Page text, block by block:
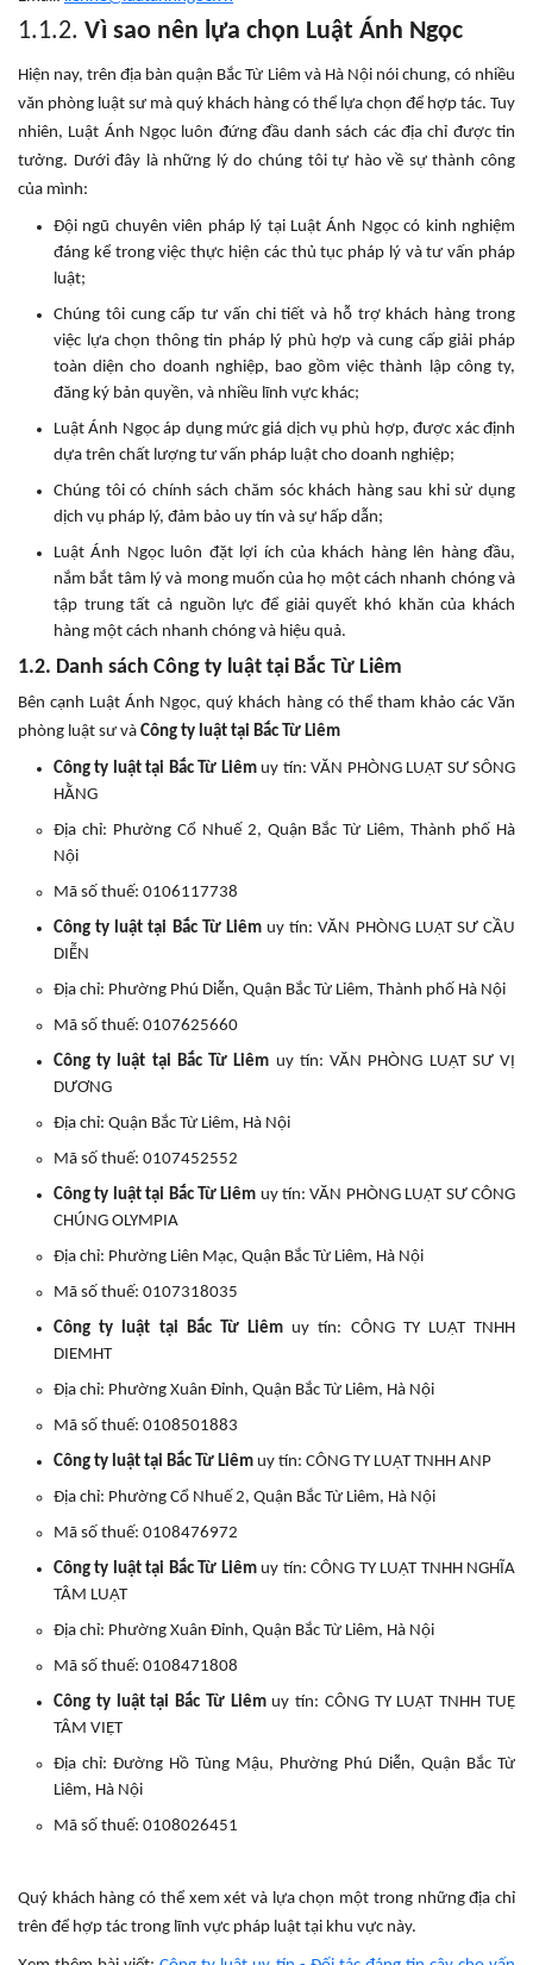
1.1.2. Vì sao nên lựa chọn Luật Ánh Ngọc
Hiện nay, trên địa bàn quận Bắc Từ Liêm và Hà Nội nói chung, có nhiều
văn phòng luật sư mà quý khách hàng có thể lựa chọn để hợp tác. Tuy
nhiên, Luật Ánh Ngọc luôn đứng đầu danh sách các địa chỉ được tin
tưởng. Dưới đây là những lý do chúng tôi tự hào về sự thành công
của mình:
Đội ngũ chuyên viên pháp lý tại Luật Ánh Ngọc có kinh nghiệm
đáng kể trong việc thực hiện các thủ tục pháp lý và tư vấn pháp
luật;
Chúng tôi cung cấp tư vấn chi tiết và hỗ trợ khách hàng trong
việc lựa chọn thông tin pháp lý phù hợp và cung cấp giải pháp
toàn diện cho doanh nghiệp, bao gồm việc thành lập công ty,
đăng ký bản quyền, và nhiều lĩnh vực khác;
Luật Ánh Ngọc áp dụng mức giá dịch vụ phù hợp, được xác định
dựa trên chất lượng tư vấn pháp luật cho doanh nghiệp;
Chúng tôi có chính sách chăm sóc khách hàng sau khi sử dụng
dịch vụ pháp lý, đảm bảo uy tín và sự hấp dẫn;
Luật Ánh Ngọc luôn đặt lợi ích của khách hàng lên hàng đầu,
nắm bắt tâm lý và mong muốn của họ một cách nhanh chóng và
tập trung tất cả nguồn lực để giải quyết khó khăn của khách
hàng một cách nhanh chóng và hiệu quả.
1.2. Danh sách Công ty luật tại Bắc Từ Liêm
Bên cạnh Luật Ánh Ngọc, quý khách hàng có thể tham khảo các Văn
phòng luật sư và Công ty luật tại Bắc Từ Liêm
Công ty luật tại Bắc Từ Liêmuy tín: VĂN PHÒNG LUẬT SƯ SÔNG
HẰNG
Địa chỉ: Phường Cổ Nhuế 2, Quận Bắc Từ Liêm, Thành phố Hà
Nội
Mã số thuế: 0106117738
Công ty luật tại Bắc Từ Liêmuy tín: VĂN PHÒNG LUẬT SƯ CẦU
DIỄN
Địa chỉ: Phường Phú Diễn, Quận Bắc Từ Liêm, Thành phố Hà Nội
Mã số thuế: 0107625660
Công ty luật tại Bắc Từ Liêm uy tín: VĂN PHÒNG LUẬT SƯ VỊ
DƯƠNG
Địa chỉ: Quận Bắc Từ Liêm, Hà Nội
Mã số thuế: 0107452552
Công ty luật tại Bắc Từ Liêm uy tín: VĂN PHÒNG LUẬT SƯ CÔNG
CHÚNG OLYMPIA
Địa chỉ: Phường Liên Mạc, Quận Bắc Từ Liêm, Hà Nội
Mã số thuế: 0107318035
Công ty luật tại Bắc Từ Liêm uy tín: CÔNG TY LUẬT TNHH
DIEMHT
Địa chỉ: Phường Xuân Đỉnh, Quận Bắc Từ Liêm, Hà Nội
Mã số thuế: 0108501883
Công ty luật tại Bắc Từ Liêm uy tín: CÔNG TY LUẬT TNHH ANP
Địa chỉ: Phường Cổ Nhuế 2, Quận Bắc Từ Liêm, Hà Nội
Mã số thuế: 0108476972
Công ty luật tại Bắc Từ Liêmuy tín: CÔNG TY LUẬT TNHH NGHĨA
TÂM LUẬT
Địa chỉ: Phường Xuân Đỉnh, Quận Bắc Từ Liêm, Hà Nội
Mã số thuế: 0108471808
Công ty luật tại Bắc Từ Liêmuy tín: CÔNG TY LUẬT TNHH TUỆ
TÂM VIỆT
Địa chỉ: Đường Hồ Tùng Mậu, Phường Phú Diễn, Quận Bắc Từ
Liêm, Hà Nội
Mã số thuế: 0108026451
Quý khách hàng có thể xem xét và lựa chọn một trong những địa chỉ
trên để hợp tác trong lĩnh vực pháp luật tại khu vực này.